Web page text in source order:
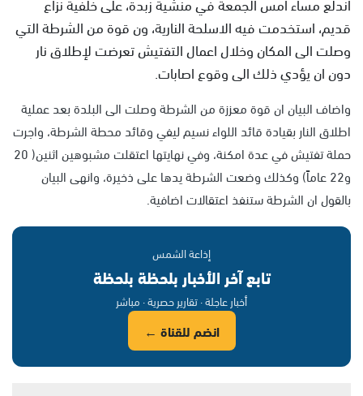
قديم، استخدمت فيه الاسلحة النارية، ون قوة من الشرطة التي
وصلت الى المكان وخلال اعمال التفتيش تعرضت لإطلاق نار
دون ان يؤدي ذلك الى وقوع اصابات.
واضاف البيان ان قوة معززة من الشرطة وصلت الى البلدة بعد عملية
اطلاق النار بقيادة قائد اللواء نسيم ليفي وقائد محطة الشرطة، واجرت
حملة تفتيش في عدة امكنة، وفي نهايتها اعتقلت مشبوهين اثنين( 20
و22 عاماً) وكذلك وضعت الشرطة يدها على ذخيرة، وانهى البيان
بالقول ان الشرطة ستنفذ اعتقالات اضافية.
إذاعة الشمس
تابع آخر الأخبار بلحظة بلحظة
أخبار عاجلة · تقارير حصرية · مباشر
انضم للقناة ←